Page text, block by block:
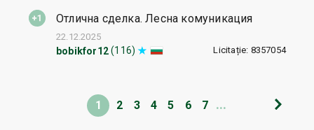
Отлична сделка. Лесна комуникация
bobikfor12 (116) Licitație: 8357054
22.12.2025
1 2 3 4 5 6 7 ...